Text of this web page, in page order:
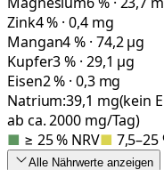
Zink4 % · 0,4 mg
Mangan4 % · 74,2 µg
Kupfer3 % · 29,1 µg
Eisen2 % · 0,3 mg
Natrium:39,1 mg(kein
ab ca. 2000 mg/Tag)
■ ≥ 25 % NRV■ 7,5–25
Alle Nährwerte anzeigen